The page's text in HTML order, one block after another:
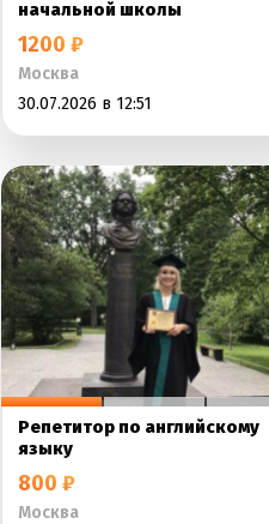
начальной школы
1200 ₽
Москва
30.07.2026 в 12:51
Репетитор по английскому
языку
800 ₽
Москва